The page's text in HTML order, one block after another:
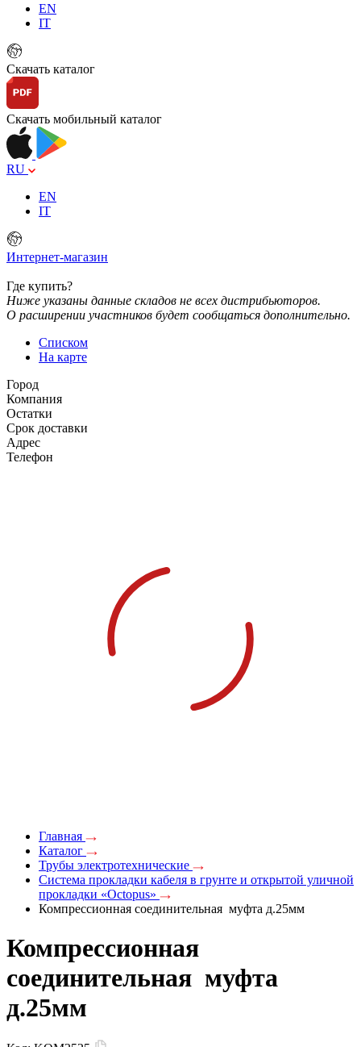
EN
IT
Скачать каталог
Скачать мобильный каталог
RU
EN
IT
Интернет-магазин
Где купить?
Ниже указаны данные складов не всех дистрибьюторов.
О расширении участников будет сообщаться дополнительно.
Списком
На карте
Город
Компания
Остатки
Срок доставки
Адрес
Телефон
Главная
Каталог
Трубы электротехнические
Система прокладки кабеля в грунте и открытой уличной
прокладки «Octopus»
Компрессионная соединительная муфта д.25мм
Компрессионная
соединительная муфта
д.25мм